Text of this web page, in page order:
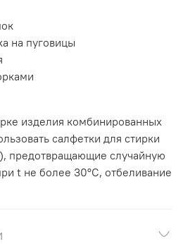
на пуговицы
изделия комбинированных
салфетки для стирки
случайную
t не более 30°C, отбеливание